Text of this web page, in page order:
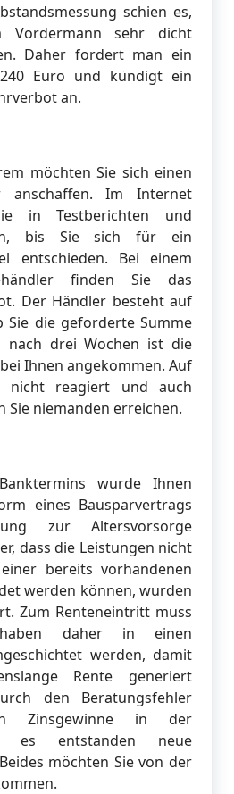
schien es,
sehr dicht
Daher fordert man ein
Euro und kündigt ein
an.
möchten Sie sich einen
anschaffen. Im Internet
in Testberichten und
bis Sie sich für ein
entschieden. Bei einem
finden Sie das
Der Händler besteht auf
Sie die geforderte Summe
nach drei Wochen ist die
Ihnen angekommen. Auf
nicht reagiert und auch
Sie niemanden erreichen.
wurde Ihnen
eines Bausparvertrags
zur Altersvorsorge
dass die Leistungen nicht
bereits vorhandenen
werden können, wurden
Zum Renteneintritt muss
daher in einen
werden, damit
Rente generiert
den Beratungsfehler
Zinsgewinne in der
es entstanden neue
möchten Sie von der